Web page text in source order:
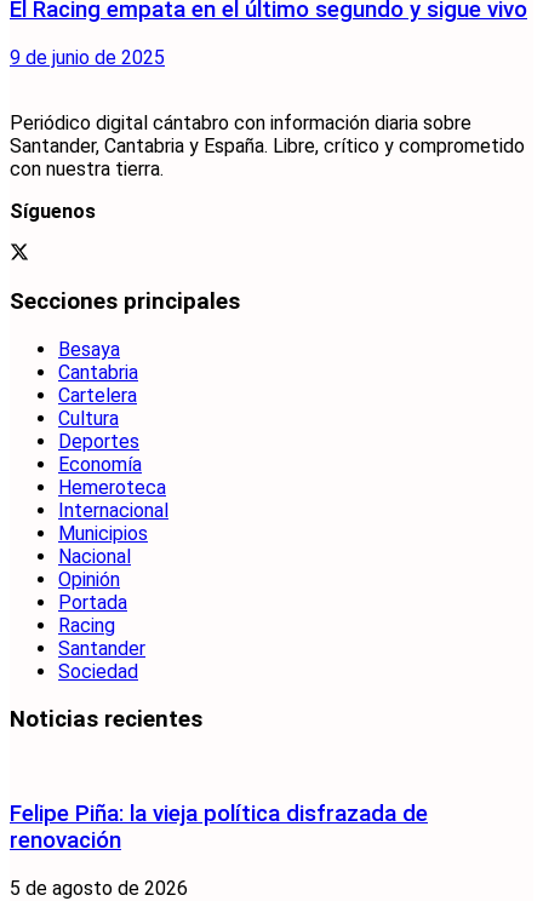
El Racing empata en el último segundo y sigue vivo
9 de junio de 2025
Periódico digital cántabro con información diaria sobre
Santander, Cantabria y España. Libre, crítico y comprometido
con nuestra tierra.
Síguenos
Secciones principales
Besaya
Cantabria
Cartelera
Cultura
Deportes
Economía
Hemeroteca
Internacional
Municipios
Nacional
Opinión
Portada
Racing
Santander
Sociedad
Noticias recientes
Felipe Piña: la vieja política disfrazada de
renovación
5 de agosto de 2026